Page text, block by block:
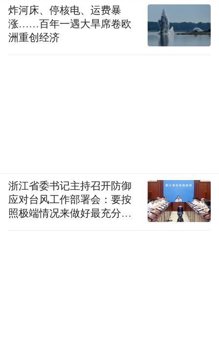
炸河床、停核电、运费暴
涨……百年一遇大旱席卷欧
洲重创经济
浙江省委书记主持召开防御
应对台风工作部署会：要按
照极端情况来做好最充分的